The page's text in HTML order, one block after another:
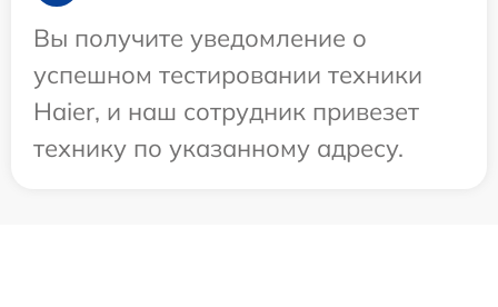
Вы получите уведомление о
успешном тестировании техники
Haier, и наш сотрудник привезет
технику по указанному адресу.